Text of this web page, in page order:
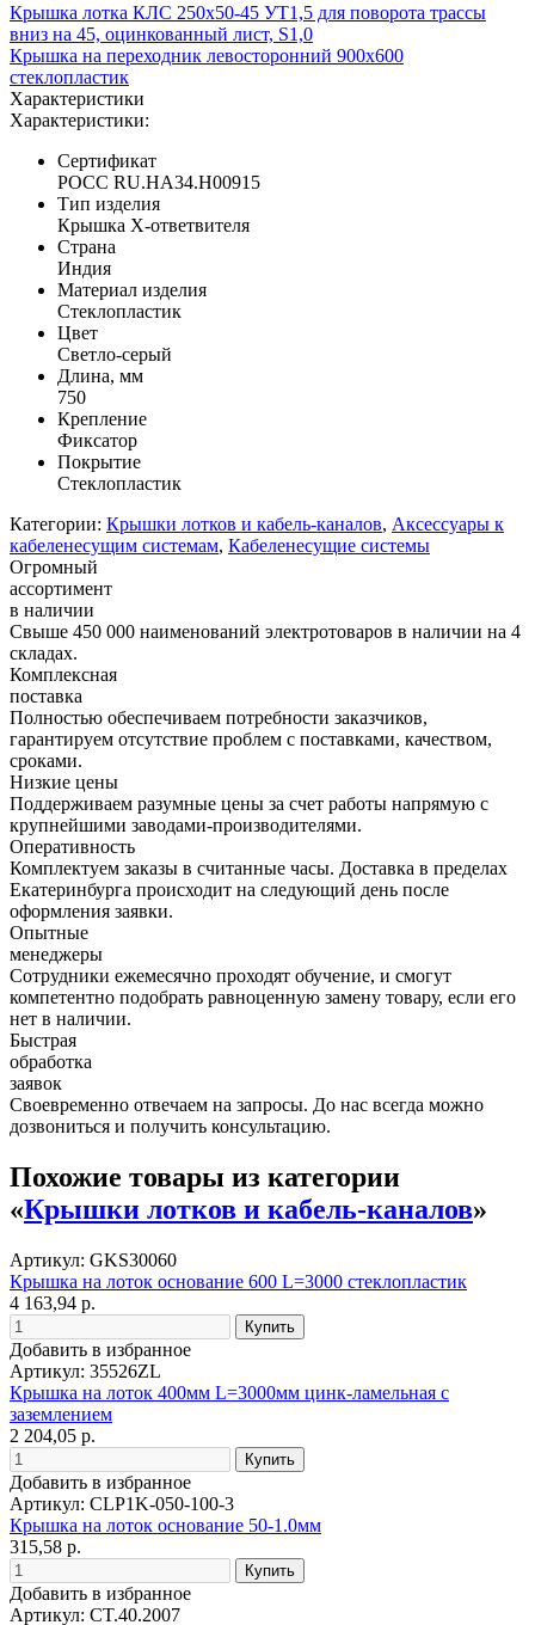
Крышка лотка КЛС 250х50-45 УТ1,5 для поворота трассы
вниз на 45, оцинкованный лист, S1,0
Крышка на переходник левосторонний 900х600
стеклопластик
Характеристики
Характеристики:
Сертификат
POCC RU.НА34.H00915
Тип изделия
Крышка X-ответвителя
Страна
Индия
Материал изделия
Стеклопластик
Цвет
Светло-серый
Длина, мм
750
Крепление
Фиксатор
Покрытие
Стеклопластик
Категории: Крышки лотков и кабель-каналов, Аксессуары к
кабеленесущим системам, Кабеленесущие системы
Огромный
ассортимент
в наличии
Свыше 450 000 наименований электротоваров в наличии на 4
складах.
Комплексная
поставка
Полностью обеспечиваем потребности заказчиков,
гарантируем отсутствие проблем с поставками, качеством,
сроками.
Низкие цены
Поддерживаем разумные цены за счет работы напрямую с
крупнейшими заводами-производителями.
Оперативность
Комплектуем заказы в считанные часы. Доставка в пределах
Екатеринбурга происходит на следующий день после
оформления заявки.
Опытные
менеджеры
Сотрудники ежемесячно проходят обучение, и смогут
компетентно подобрать равноценную замену товару, если его
нет в наличии.
Быстрая
обработка
заявок
Своевременно отвечаем на запросы. До нас всегда можно
дозвониться и получить консультацию.
Похожие товары из категории
«Крышки лотков и кабель-каналов»
Артикул: GKS30060
Крышка на лоток основание 600 L=3000 стеклопластик
4 163,94 р.
Добавить в избранное
Артикул: 35526ZL
Крышка на лоток 400мм L=3000мм цинк-ламельная с
заземлением
2 204,05 р.
Добавить в избранное
Артикул: CLP1K-050-100-3
Крышка на лоток основание 50-1.0мм
315,58 р.
Добавить в избранное
Артикул: CT.40.2007